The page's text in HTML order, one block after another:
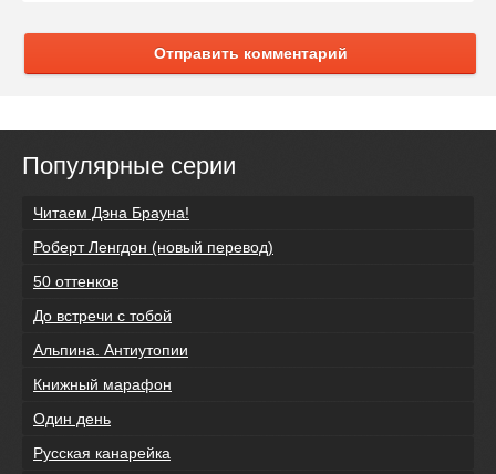
Отправить комментарий
Популярные серии
Читаем Дэна Брауна!
Роберт Ленгдон (новый перевод)
50 оттенков
До встречи с тобой
Альпина. Антиутопии
Книжный марафон
Один день
Русская канарейка